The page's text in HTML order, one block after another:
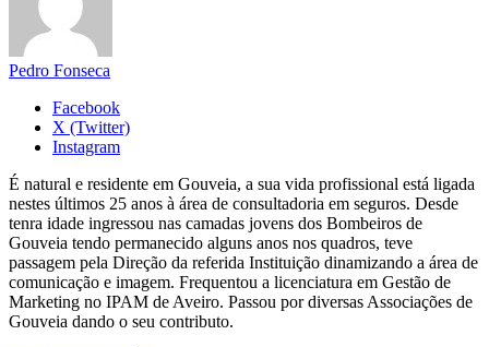
Pedro Fonseca
Facebook
X (Twitter)
Instagram
É natural e residente em Gouveia, a sua vida profissional está ligada
nestes últimos 25 anos à área de consultadoria em seguros. Desde
tenra idade ingressou nas camadas jovens dos Bombeiros de
Gouveia tendo permanecido alguns anos nos quadros, teve
passagem pela Direção da referida Instituição dinamizando a área de
comunicação e imagem. Frequentou a licenciatura em Gestão de
Marketing no IPAM de Aveiro. Passou por diversas Associações de
Gouveia dando o seu contributo.